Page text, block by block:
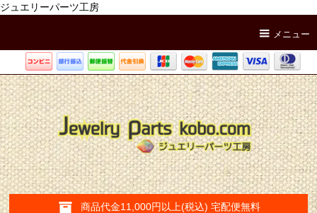
ジュエリーパーツ工房
メニュー
商品代金11,000円以上(税込) 宅配便無料